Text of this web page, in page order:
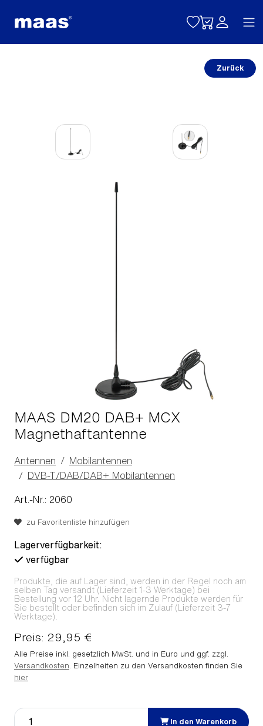
Toggle
Zurück
MAAS DM20 DAB+ MCX
Magnethaftantenne
Antennen
Mobilantennen
DVB-T/DAB/DAB+ Mobilantennen
Art.-Nr.: 2060
zu Favoritenliste hinzufügen
Lagerverfügbarkeit:
verfügbar
Produkte, die auf Lager sind, werden in der Regel noch am
selben Tag versandt (Lieferzeit 1-3 Werktage) bei
Bestellung vor 12 Uhr. Nicht lagernde Produkte werden für
Sie bestellt oder befinden sich im Zulauf (Lieferzeit 3-7
Werktage).
Preis: 29,95 €
Alle Preise inkl. gesetzlich MwSt. und in Euro und ggf. zzgl.
Versandkosten . Einzelheiten zu den Versandkosten finden Sie
hier
In den Warenkorb